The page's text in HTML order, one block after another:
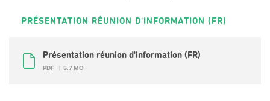
PRÉSENTATION RÉUNION D'INFORMATION (FR)
Présentation réunion d'information (FR)
PDF 5.7 MO